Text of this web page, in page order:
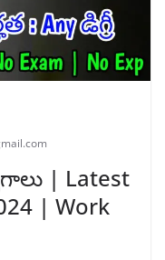
| Latest
| Work